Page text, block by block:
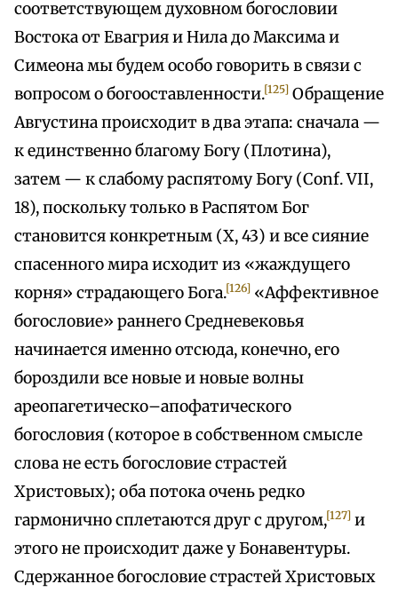
соответствующем духовном богословии
Востока от Евагрия и Нила до Максима и
Симеона мы будем особо говорить в связи с
вопросом о богооставленности.[125] Обращение
Августина происходит в два этапа: сначала —
к единственно благому Богу (Плотина),
затем — к слабому распятому Богу (Conf. VII,
18), поскольку только в Распятом Бог
становится конкретным (X, 43) и все сияние
спасенного мира исходит из «жаждущего
корня» страдающего Бога.[126] «Аффективное
богословие» раннего Средневековья
начинается именно отсюда, конечно, его
бороздили все новые и новые волны
ареопагетическо–апофатического
богословия (которое в собственном смысле
слова не есть богословие страстей
Христовых); оба потока очень редко
гармонично сплетаются друг с другом,[127] и
этого не происходит даже у Бонавентуры.
Сдержанное богословие страстей Христовых